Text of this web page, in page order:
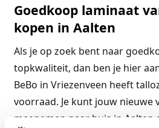
Goedkoop laminaat
kopen in Aalten
Als je op zoek bent naar
topkwaliteit, dan ben je hier
BeBo in Vriezenveen heeft
voorraad. Je kunt jouw nieuwe
meenemen naar huis in Aalten